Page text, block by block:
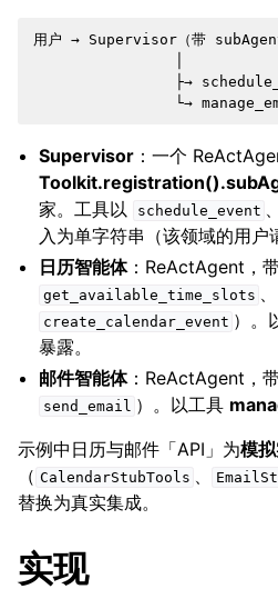
用户 → Supervisor（带
├→
Supervisor ：一个
家。工具以
schedule_event
入为单字符串（该领域的用户
日历智能体：ReActAgent，
get_available_time_slots
create_calendar_event ）。
暴露。
邮件智能体：ReActAgent，
send_email ）。以工具
示例中日历与邮件「API」为模
（ CalendarStubTools
替换为真实集成。
实现